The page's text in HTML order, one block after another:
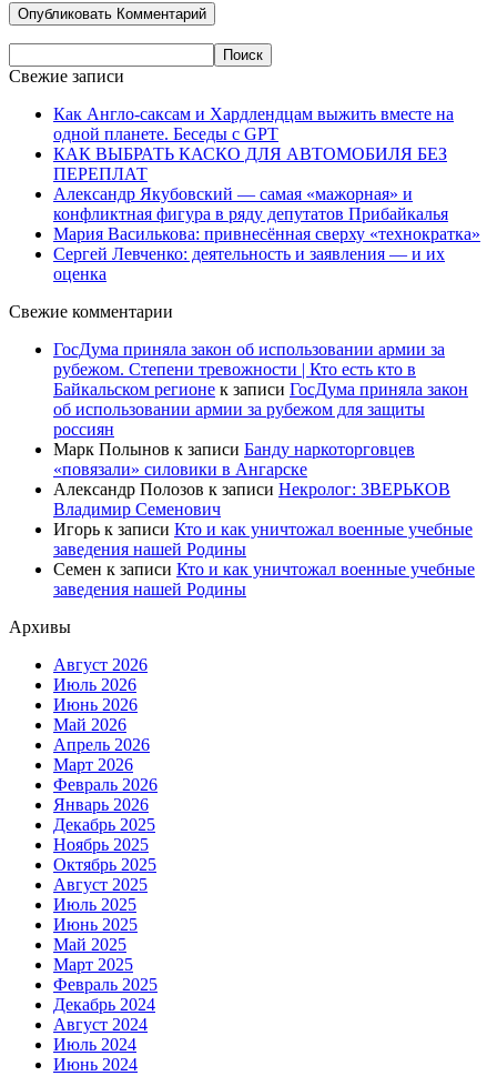
Свежие записи
Как Англо-саксам и Хардлендцам выжить вместе на
одной планете. Беседы с GPT
КАК ВЫБРАТЬ КАСКО ДЛЯ АВТОМОБИЛЯ БЕЗ
ПЕРЕПЛАТ
Александр Якубовский — самая «мажорная» и
конфликтная фигура в ряду депутатов Прибайкалья
Мария Василькова: привнесённая сверху «технократка»
Сергей Левченко: деятельность и заявления — и их
оценка
Свежие комментарии
ГосДума приняла закон об использовании армии за
рубежом. Степени тревожности | Кто есть кто в
Байкальском регионе к записи ГосДума приняла закон
об использовании армии за рубежом для защиты
россиян
Марк Полынов к записи Банду наркоторговцев
«повязали» силовики в Ангарске
Александр Полозов к записи Некролог: ЗВЕРЬКОВ
Владимир Семенович
Игорь к записи Кто и как уничтожал военные учебные
заведения нашей Родины
Семен к записи Кто и как уничтожал военные учебные
заведения нашей Родины
Архивы
Август 2026
Июль 2026
Июнь 2026
Май 2026
Апрель 2026
Март 2026
Февраль 2026
Январь 2026
Декабрь 2025
Ноябрь 2025
Октябрь 2025
Август 2025
Июль 2025
Июнь 2025
Май 2025
Март 2025
Февраль 2025
Декабрь 2024
Август 2024
Июль 2024
Июнь 2024